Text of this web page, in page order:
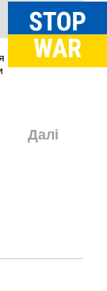
переднього
Далі